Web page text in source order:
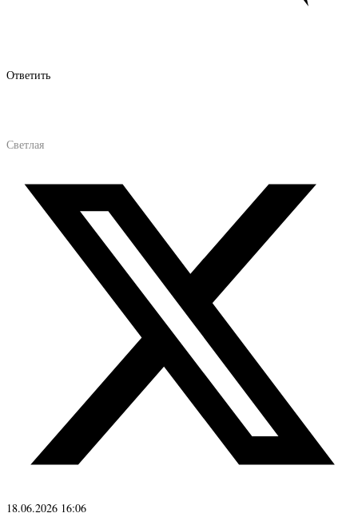
Ответить
Светлая
18.06.2026 16:06